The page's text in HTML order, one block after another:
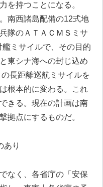
を持つことになる。
南西諸島配備の12式地
隊のＡＴＡＣＭＳミサ
ミサイルで、その目的
東シナ海への封じ込め
長距離巡航ミサイルを
根本的に変わる。これ
きる。現在の計画は南
拠点にするものだ。
あり
なく、各省庁の「安保